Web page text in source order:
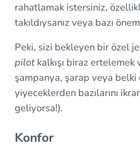
rahatlamak istersiniz,
takıldıysanız veya bazı
Peki, sizi bekleyen bir özel
pilot kalkışı biraz
şampanya, şarap veya
yiyeceklerden bazılarını
geliyorsa!).
Konfor